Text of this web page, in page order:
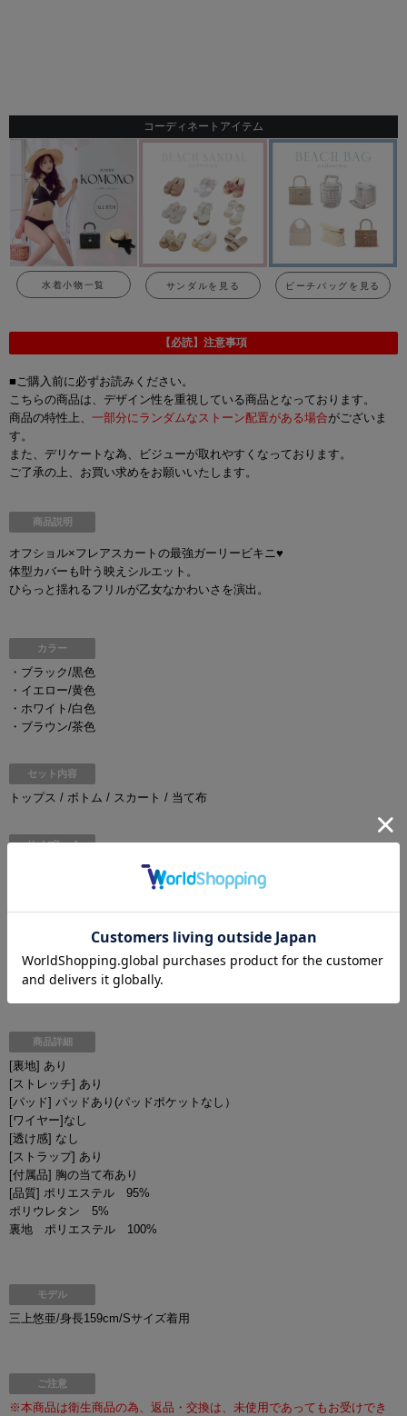
コーディネートアイテム
水着小物一覧 サンダルを見る ビーチバッグを見る
【必読】注意事項
■ご購入前に必ずお読みください。
こちらの商品は、デザイン性を重視している商品となっております。
商品の特性上、 一部分にランダムなストーン配置がある場合がございま
す。
また、デリケートな為、ビジューが取れやすくなっております。
ご了承の上、お買い求めをお願いいたします。
商品説明
オフショル×フレアスカートの最強ガーリービキニ♥
体型カバーも叶う映えシルエット。
ひらっと揺れるフリルが乙女なかわいさを演出。
カラー
・ブラック/黒色
・イエロー/黄色
・ホワイト/白色
・ブラウン/茶色
セット内容
トップス / ボトム / スカート / 当て布
サイズ[cm]
バスト：67-77cm / アンダー：59-
69cm / 股上：22cm / ヒップ：77-
83cm
Mサイズ
バスト：69-79cm / アンダー：61-
71cm / 股上：23cm / ヒップ：82-
88cｍ
商品詳細
[裏地] あり
[ストレッチ] あり
[パッド] パッドあり(パッドポケットなし）
[ワイヤー]なし
[透け感] なし
[ストラップ] あり
[付属品] 胸の当て布あり
[品質] ポリエステル 95%
ポリウレタン 5%
裏地 ポリエステル 100%
モデル
三上悠亜/身長159cm/Sサイズ着用
ご注意
※本商品は衛生商品の為、返品・交換は、未使用であってもお受けでき